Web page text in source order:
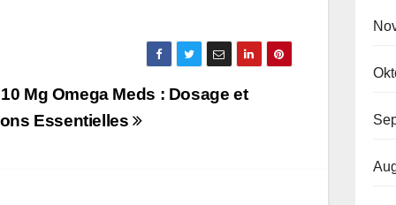
Mg Omega Meds : Dosage et
Essentielles